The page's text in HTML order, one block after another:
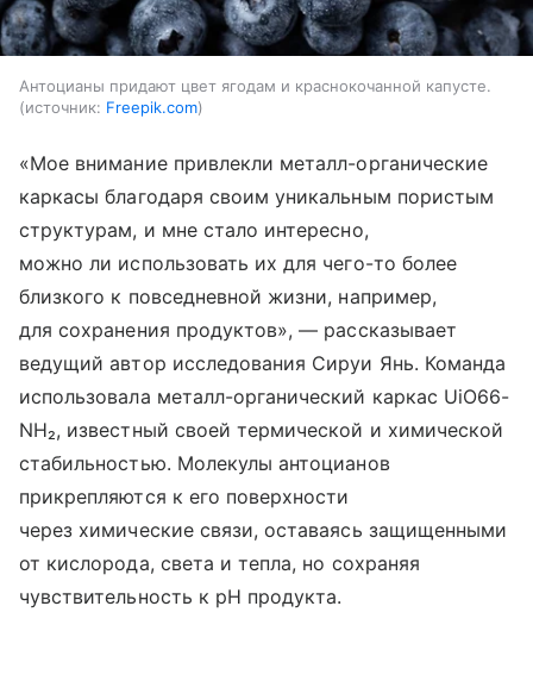
Антоцианы придают цвет ягодам и краснокочанной капусте.
источник: Freepik.com
«Мое внимание привлекли металл-органические
каркасы благодаря своим уникальным пористым
структурам, и мне стало интересно,
можно ли использовать их для чего-то более
близкого к повседневной жизни, например,
для сохранения продуктов», — рассказывает
ведущий автор исследования Сируи Янь. Команда
использовала металл-органический каркас UiO66-
NH₂, известный своей термической и химической
стабильностью. Молекулы антоцианов
прикрепляются к его поверхности
через химические связи, оставаясь защищенными
от кислорода, света и тепла, но сохраняя
чувствительность к pH продукта.